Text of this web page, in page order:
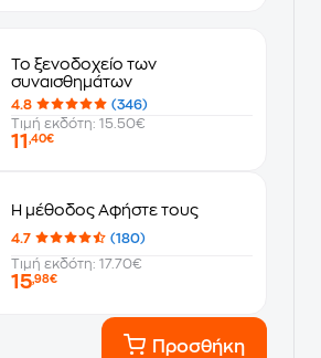
Το ξενοδοχείο των
συναισθημάτων
4.8
(346)
Τιμή εκδότη: 15.50€
11 ,40€
Η μέθοδος Αφήστε τους
4.7
(180)
Τιμή εκδότη: 17.70€
15,98€
Προσθήκη